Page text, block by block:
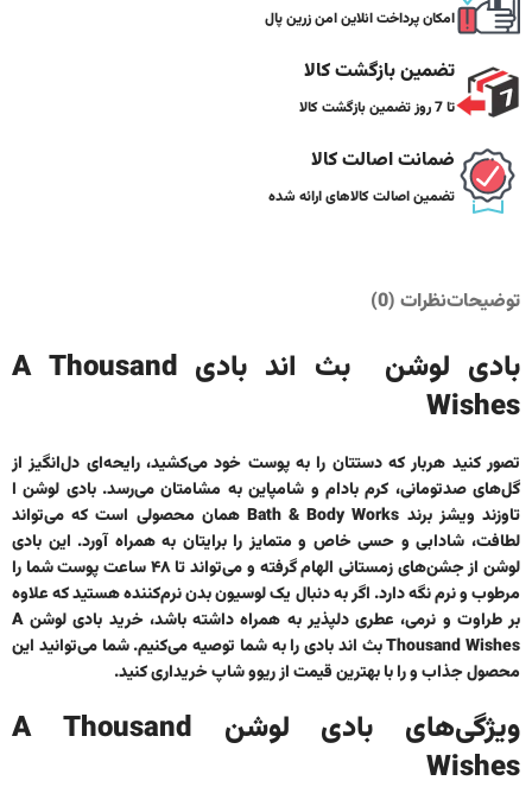
امکان پرداخت انلاین امن زرین پال
تضمین بازگشت کالا
تا 7 روز تضمین بازگشت کالا
ضمانت اصالت کالا
تضمین اصالت کالاهای ارائه شده
توضیحاتنظرات (0)
بادی لوشن بث اند بادی A Thousand
Wishes
تصور کنید هربار که دستتان را به پوست خود می‌کشید، رایحه‌ای دل‌انگیز از
گل‌های صدتومانی، کرم بادام و شامپاین به مشامتان می‌رسد.بادی لوشن ا
تاوزند ویشز برند Bath & Body Works
همان محصولی است که می‌تواند
لطافت، شادابی و حسی خاص و متمایز را برایتان به همراه آورد. این بادی
لوشن از جشن‌های زمستانی الهام گرفته و می‌تواند تا ۴۸ ساعت پوست شما را
مرطوب و نرم نگه دارد. اگر به دنبال یک لوسیون بدن نرم‌کننده هستید که علاوه
بر طراوت و نرمی، عطری دلپذیر به همراه داشته باشد،
خرید بادی لوشن A
Thousand Wishes بث اند بادی
را به شما توصیه می‌کنیم. شما می‌توانید این
محصول جذاب و را با بهترین قیمت از ریوو شاپ خریداری کنید.
ویژگی‌های بادی لوشن A Thousand
Wishes